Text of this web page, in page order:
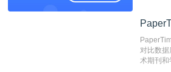
系统，可
对比数
术期刊和